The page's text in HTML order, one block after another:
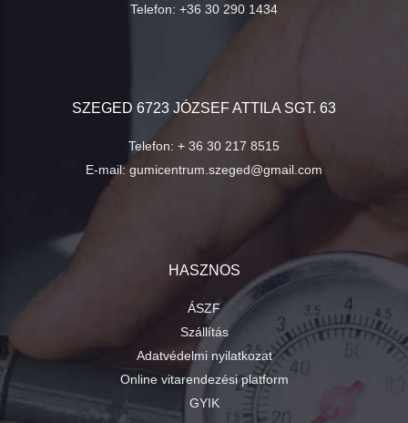
Telefon: +36 30 290 1434
SZEGED 6723 JÓZSEF ATTILA SGT. 63
Telefon: + 36 30 217 8515
E-mail:gumicentrum.szeged@gmail.com
HASZNOS
ÁSZF
Szállítás
Adatvédelmi nyilatkozat
Online vitarendezési platform
GYIK